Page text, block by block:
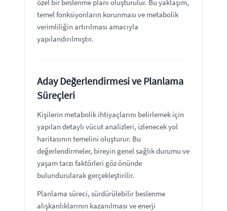
özel bir beslenme planı oluşturulur. Bu yaklaşım,
temel fonksiyonların korunması ve metabolik
verimliliğin artırılması amacıyla
yapılandırılmıştır.
Aday Değerlendirmesi ve Planlama
Süreçleri
Kişilerin metabolik ihtiyaçlarını belirlemek için
yapılan detaylı vücut analizleri, izlenecek yol
haritasının temelini oluşturur. Bu
değerlendirmeler, bireyin genel sağlık durumu ve
yaşam tarzı faktörleri göz önünde
bulundurularak gerçekleştirilir.
Planlama süreci, sürdürülebilir beslenme
alışkanlıklarının kazanılması ve enerji